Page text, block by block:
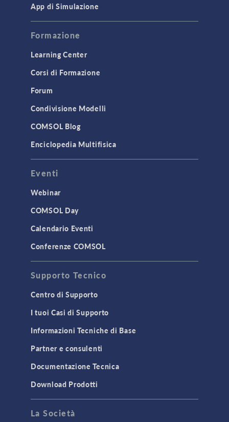
App di Simulazione
Formazione
Learning Center
Corsi di Formazione
Forum
Condivisione Modelli
COMSOL Blog
Enciclopedia Multifisica
Eventi
Webinar
COMSOL Day
Calendario Eventi
Conferenze COMSOL
Supporto Tecnico
Centro di Supporto
I tuoi Casi di Supporto
Informazioni Tecniche di Base
Partner e consulenti
Documentazione Tecnica
Download Prodotti
La Società